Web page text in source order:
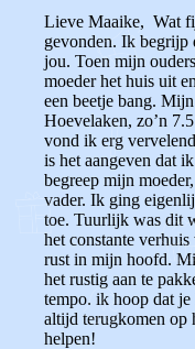
Lieve Maaike, Wat
gevonden. Ik begrijp
jou. Toen mijn
moeder het huis uit
een beetje bang.
Hoevelaken, zo’n
vond ik erg
is het aangeven dat
begreep mijn
vader. Ik ging
toe. Tuurlijk was dit
het constante
rust in mijn hoofd.
het rustig aan te
tempo. ik hoop dat je
altijd terugkomen op
helpen!